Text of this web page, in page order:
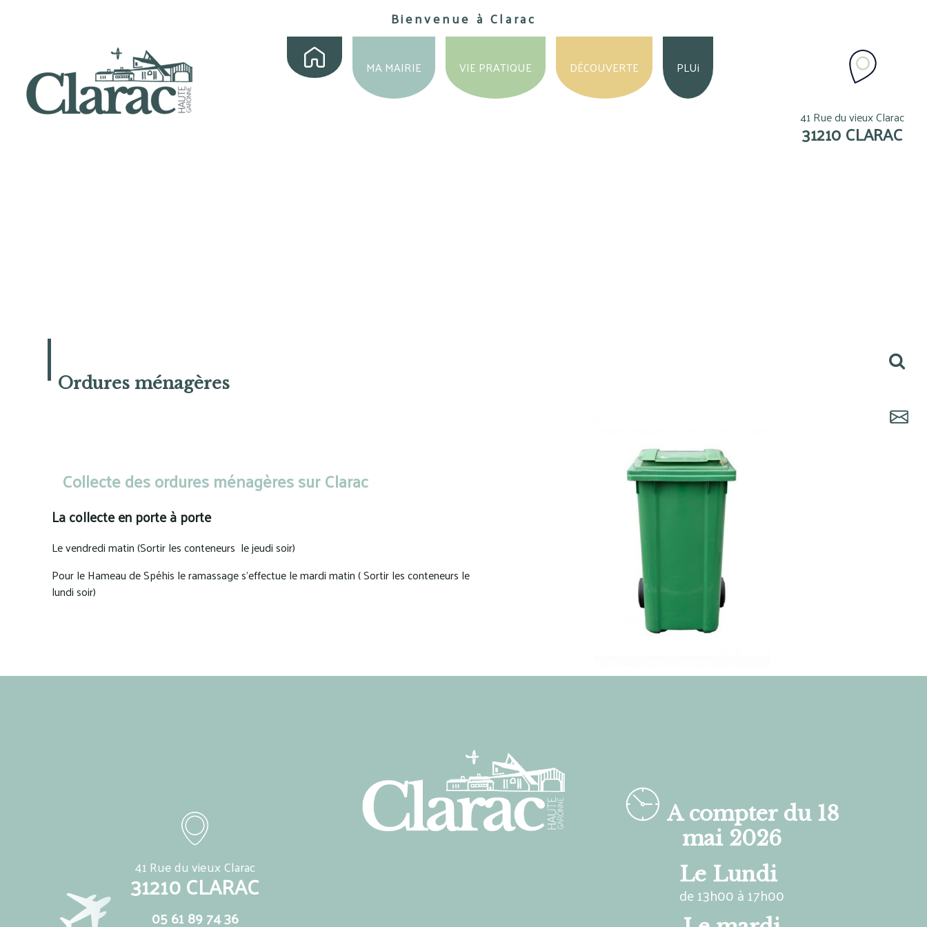
Bienvenue à Clarac
41 Rue du vieux Clarac
31210 CLARAC
MA MAIRIE VIE PRATIQUE DÉCOUVERTE PLUi
Ordures ménagères
Collecte des ordures ménagères sur Clarac
La collecte en porte à porte
Le vendredi matin (Sortir les conteneurs le jeudi soir)
Pour le Hameau de Spéhis le ramassage s'effectue le mardi matin ( Sortir les conteneurs le
lundi soir)
41 Rue du vieux Clarac
31210 CLARAC
05 61 89 74 36
A compter du 18
mai 2026
Le Lundi
de 13h00 à 17h00